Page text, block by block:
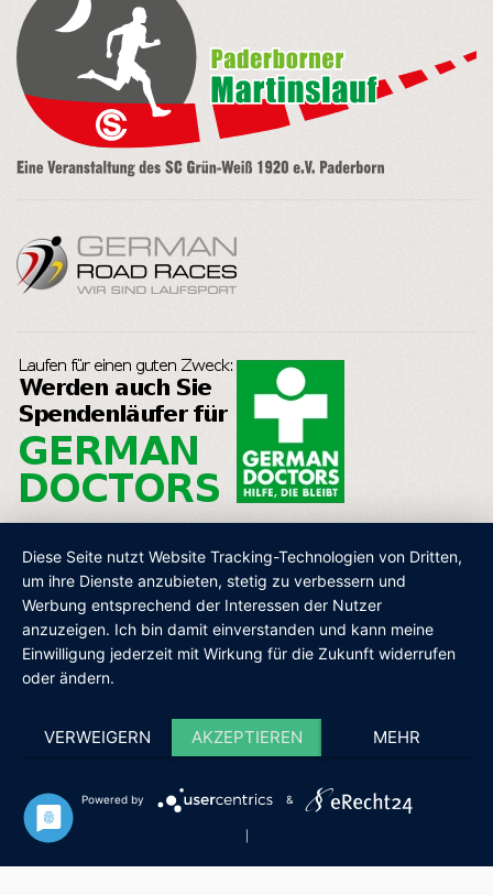
AGB IMPRESSUM DATENSCHUTZ SHOP
Diese Seite nutzt Website Tracking-Technologien von Dritten,
um ihre Dienste anzubieten, stetig zu verbessern und
Werbung entsprechend der Interessen der Nutzer
anzuzeigen. Ich bin damit einverstanden und kann meine
Einwilligung jederzeit mit Wirkung für die Zukunft widerrufen
oder ändern.
VERWEIGERN AKZEPTIEREN MEHR
Powered by &